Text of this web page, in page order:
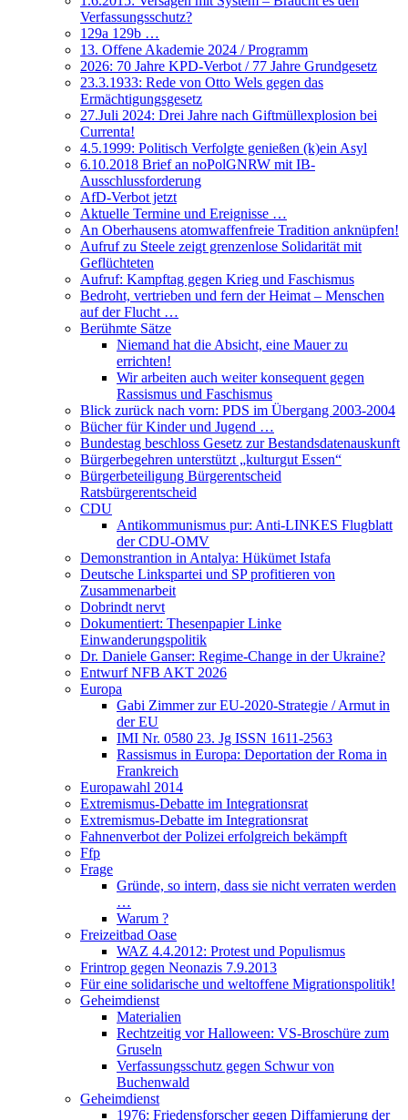
Verfassungsschutz?
129a 129b …
13. Offene Akademie 2024 / Programm
2026: 70 Jahre KPD-Verbot / 77 Jahre Grundgesetz
23.3.1933: Rede von Otto Wels gegen das
Ermächtigungsgesetz
27.Juli 2024: Drei Jahre nach Giftmüllexplosion bei
Currenta!
4.5.1999: Politisch Verfolgte genießen (k)ein Asyl
6.10.2018 Brief an noPolGNRW mit IB-
Ausschlussforderung
AfD-Verbot jetzt
Aktuelle Termine und Ereignisse …
An Oberhausens atomwaffenfreie Tradition anknüpfen!
Aufruf zu Steele zeigt grenzenlose Solidarität mit
Geflüchteten
Aufruf: Kampftag gegen Krieg und Faschismus
Bedroht, vertrieben und fern der Heimat – Menschen
auf der Flucht …
Berühmte Sätze
Niemand hat die Absicht, eine Mauer zu
errichten!
Wir arbeiten auch weiter konsequent gegen
Rassismus und Faschismus
Blick zurück nach vorn: PDS im Übergang 2003-2004
Bücher für Kinder und Jugend …
Bundestag beschloss Gesetz zur Bestandsdatenauskunft
Bürgerbegehren unterstützt „kulturgut Essen“
Bürgerbeteiligung Bürgerentscheid
Ratsbürgerentscheid
CDU
Antikommunismus pur: Anti-LINKES Flugblatt
der CDU-OMV
Demonstrantion in Antalya: Hükümet Istafa
Deutsche Linkspartei und SP profitieren von
Zusammenarbeit
Dobrindt nervt
Dokumentiert: Thesenpapier Linke
Einwanderungspolitik
Dr. Daniele Ganser: Regime-Change in der Ukraine?
Entwurf NFB AKT 2026
Europa
Gabi Zimmer zur EU-2020-Strategie / Armut in
der EU
IMI Nr. 0580 23. Jg ISSN 1611-2563
Rassismus in Europa: Deportation der Roma in
Frankreich
Europawahl 2014
Extremismus-Debatte im Integrationsrat
Extremismus-Debatte im Integrationsrat
Fahnenverbot der Polizei erfolgreich bekämpft
Ffp
Frage
Gründe, so intern, dass sie nicht verraten werden
…
Warum ?
Freizeitbad Oase
WAZ 4.4.2012: Protest und Populismus
Frintrop gegen Neonazis 7.9.2013
Für eine solidarische und weltoffene Migrationspolitik!
Geheimdienst
Materialien
Rechtzeitig vor Halloween: VS-Broschüre zum
Gruseln
Verfassungsschutz gegen Schwur von
Buchenwald
Geheimdienst
1976: Friedensforscher gegen Diffamierung der